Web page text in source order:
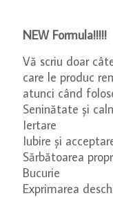
NEW Formula!!!!!
Vă scriu doar
care le produc
atunci când
Seninătate și
Iertare
Iubire și
Sărbătoarea
Bucurie
Exprimarea